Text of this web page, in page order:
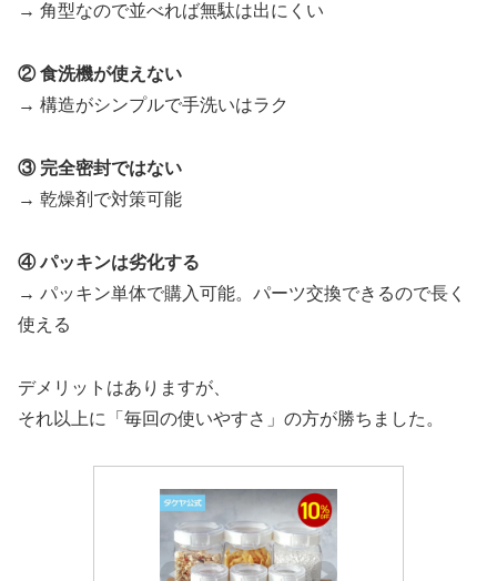
→ 角型なので並べれば無駄は出にくい
② 食洗機が使えない
→ 構造がシンプルで手洗いはラク
③ 完全密封ではない
→ 乾燥剤で対策可能
④ パッキンは劣化する
→ パッキン単体で購入可能。パーツ交換できるので長く
使える
デメリットはありますが、
それ以上に「毎回の使いやすさ」の方が勝ちました。